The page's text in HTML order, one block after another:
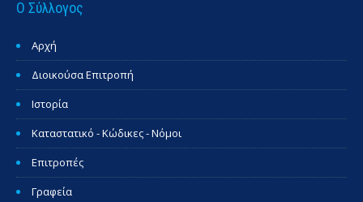
Ο Σύλλογος
Αρχή
Διοικούσα Επιτροπή
Ιστορία
Καταστατικό - Κώδικες - Νόμοι
Επιτροπές
Γραφεία